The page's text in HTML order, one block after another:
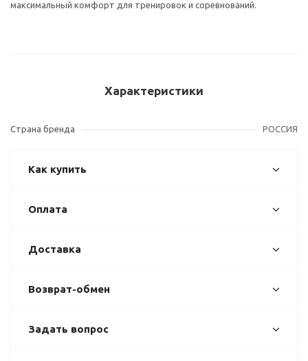
максимальный комфорт для тренировок и соревнований.
Характеристики
Страна бренда РОССИЯ
Как купить
Оплата
Доставка
Возврат-обмен
Задать вопрос